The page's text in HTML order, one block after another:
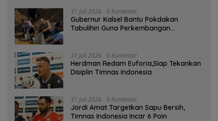
31 Juli 2026 0 Komentar
Gubernur Kalsel Bantu Pokdakan
Tabulihin Guna Perkembangan
31 Juli 2026 0 Komentar
Herdman Redam Euforia,Siap Tekankan
Disiplin Timnas Indonesia
31 Juli 2026 0 Komentar
Jordi Amat Targetkan Sapu Bersih,
Timnas Indonesia Incar 6 Poin